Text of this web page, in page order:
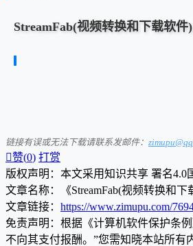
StreamFab(视频转换和下载软件
链接有误或无法下载请联系发邮件：
赞(0) 打赏
版权声明：本文采用知识共享 署名
文章名称：《StreamFab(视频转换和下
文章链接： https://www.zimupu.com/
免责声明：根据《计算机软件保护条
不向其支付报酬。”您需知晓本站所